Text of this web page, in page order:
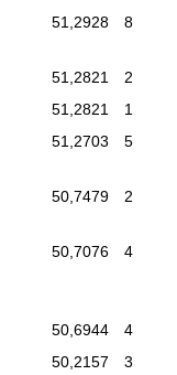
51,2928 8
51,2821 2
51,2821 1
51,2703 5
50,7479 2
50,7076 4
50,6944 4
50,2157 3